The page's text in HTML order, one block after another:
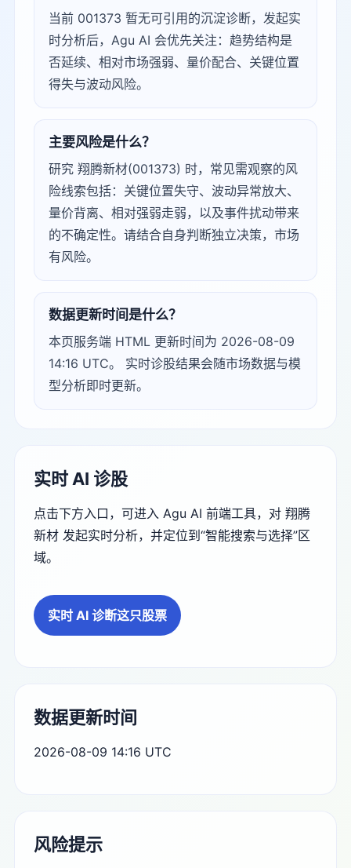
当前 001373 暂无可引用的沉淀诊断，发起实
时分析后，Agu AI 会优先关注：趋势结构是
否延续、相对市场强弱、量价配合、关键位置
得失与波动风险。
主要风险是什么？
研究 翔腾新材(001373) 时，常见需观察的风
险线索包括：关键位置失守、波动异常放大、
量价背离、相对强弱走弱，以及事件扰动带来
的不确定性。请结合自身判断独立决策，市场
有风险。
数据更新时间是什么？
本页服务端 HTML 更新时间为 2026-08-09
14:16 UTC。 实时诊股结果会随市场数据与模
型分析即时更新。
实时 AI 诊股
点击下方入口，可进入 Agu AI 前端工具，对 翔腾
新材 发起实时分析，并定位到“智能搜索与选择”区
域。
实时 AI 诊断这只股票
数据更新时间
2026-08-09 14:16 UTC
风险提示